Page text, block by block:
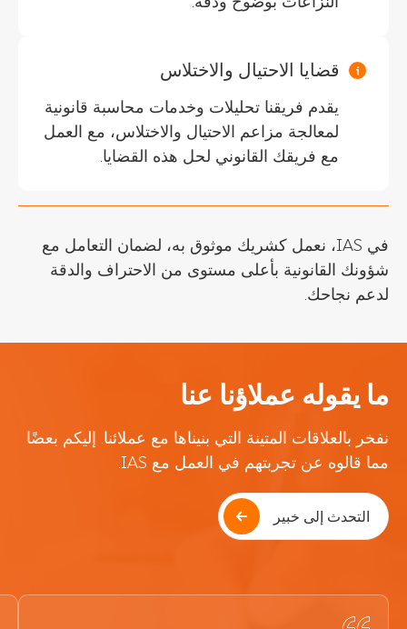
قضايا الاحتيال والاختلاس
يقدم فريقنا تحليلات وخدمات محاسبة قانونية
لمعالجة مزاعم الاحتيال والاختلاس، مع العمل
مع فريقك القانوني لحل هذه القضايا.
في IAS، نعمل كشريك موثوق به، لضمان التعامل مع
شؤونك القانونية بأعلى مستوى من الاحتراف والدقة
لدعم نجاحك.
ما يقوله عملاؤنا عنا
نفخر بالعلاقات المتينة التي بنيناها مع عملائنا. إليكم بعضًا
مما قالوه عن تجربتهم في العمل مع IAS.
التحدث إلى خبير